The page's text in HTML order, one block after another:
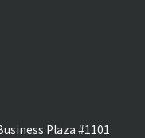
Plaza #1101